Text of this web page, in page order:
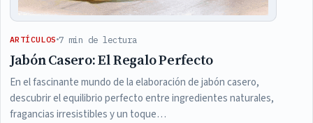
ARTÍCULOS 7 min de lectura
Jabón Casero: El Regalo Perfecto
En el fascinante mundo de la elaboración de jabón casero,
descubrir el equilibrio perfecto entre ingredientes naturales,
fragancias irresistibles y un toque…